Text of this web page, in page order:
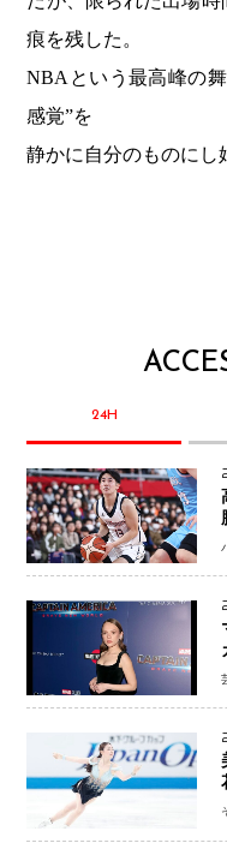
痕を残した。
NBAという最高峰の
感覚”を
静かに自分のものにし
24H